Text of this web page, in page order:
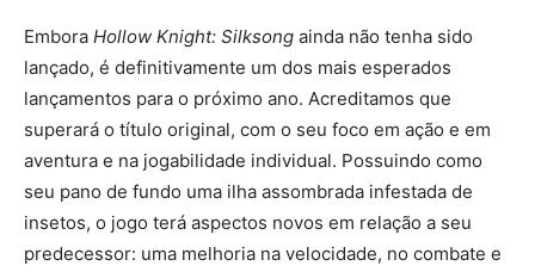
Embora Hollow Knight: Silksong ainda não tenha sido
lançado, é definitivamente um dos mais esperados
lançamentos para o próximo ano. Acreditamos que
superará o título original, com o seu foco em ação e em
aventura e na jogabilidade individual. Possuindo como
seu pano de fundo uma ilha assombrada infestada de
insetos, o jogo terá aspectos novos em relação a seu
predecessor: uma melhoria na velocidade, no combate e